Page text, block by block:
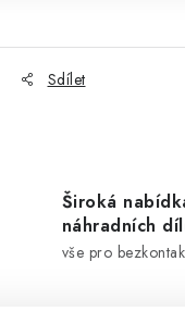
Sdílet
Široká
náhradních
vše pro